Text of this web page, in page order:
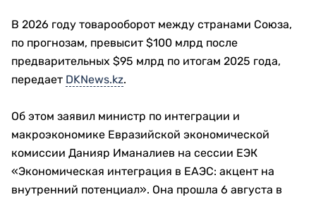
В 2026 году товарооборот между странами Союза,
по прогнозам, превысит $100 млрд после
предварительных $95 млрд по итогам 2025 года,
передает DKNews.kz.
Об этом заявил министр по интеграции и
макроэкономике Евразийской экономической
комиссии Данияр Иманалиев на сессии ЕЭК
«Экономическая интеграция в ЕАЭС: акцент на
внутренний потенциал». Она прошла 6 августа в